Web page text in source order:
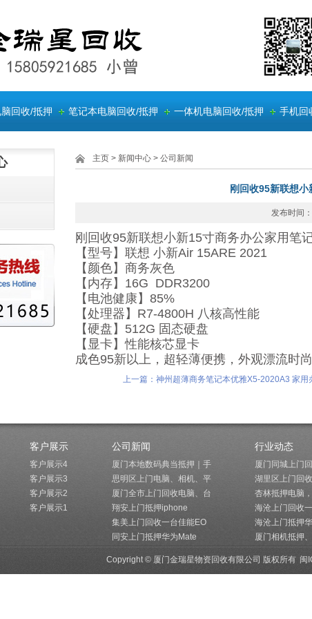
回收/抵押 笔记本电脑回收/抵押 一体机电脑回收/抵押 手机回
主页 > 新闻中心 > 公司新闻
刚回收95新联想
发布时间
刚回收95新联想小新15寸商务办公家用笔
【型号】联想 小新Air 15ARE 2021
【颜色】商务灰色
【内存】16G DDR3200
【电池健康】85%
【处理器】R7-4800H 八核高性能
【硬盘】512G 固态硬盘
【显卡】性能核芯显卡
成色95新以上，超轻薄便携，外观漂流时
上一篇：神州超薄商务笔记本优雅X5-2020A3 家用
客户展示
客户展示4
客户展示3
客户展示2
客户展示1
公司新闻
厦门本地数码典当抵押｜手
思明区上门电脑、相机、平
厦门全市上门回收电脑、台
翔安上门抵押iphone
集美上门回收一台佳能EO
同安上门抵押华为Mate
行业动态
厦门同城上门
湖里区上门回
杏林抵押电脑
海沧上门回收
海沧上门抵押
厦门相机抵押
Copyright © 厦门金瑞星物资回收有限公司 版权所有 闽